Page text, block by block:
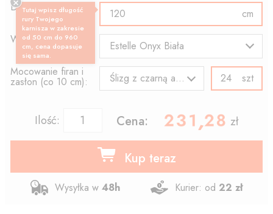
Długość profilu:
cm
Wzór końcówki:
Estelle Onyx Biała
Mocowanie firan i
zasłon (co 10 cm): Ślizg z czarną agrafką szt
Ilość: Cena: , zł
Kup teraz
Wysyłka w 48h Kurier: od 22 zł
Tutaj wpisz długość
rury Twojego
karnisza w zakresie
od 50 cm do 960
cm, cena dopasuje
się sama.